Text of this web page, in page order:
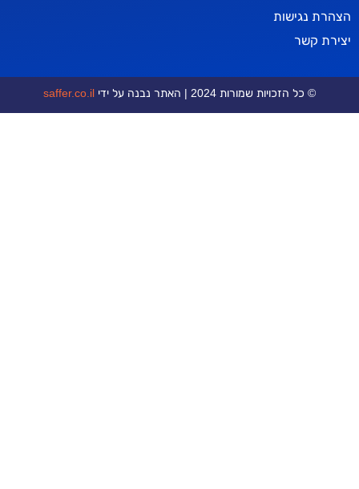
שמורות 2024 | האתר נבנה על ידי saffer.co.il